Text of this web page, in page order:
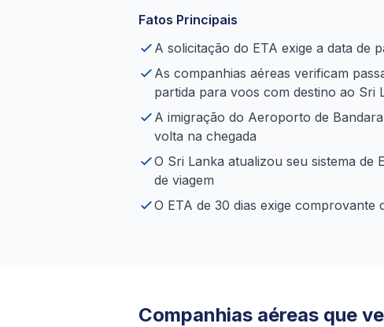
Fatos Principais
A solicitação do ETA exige a data de
As companhias aéreas verificam
partida para voos com destino ao Sri
A imigração do Aeroporto de
volta na chegada
O Sri Lanka atualizou seu sistema de
de viagem
O ETA de 30 dias exige comprovante
Companhias aéreas que